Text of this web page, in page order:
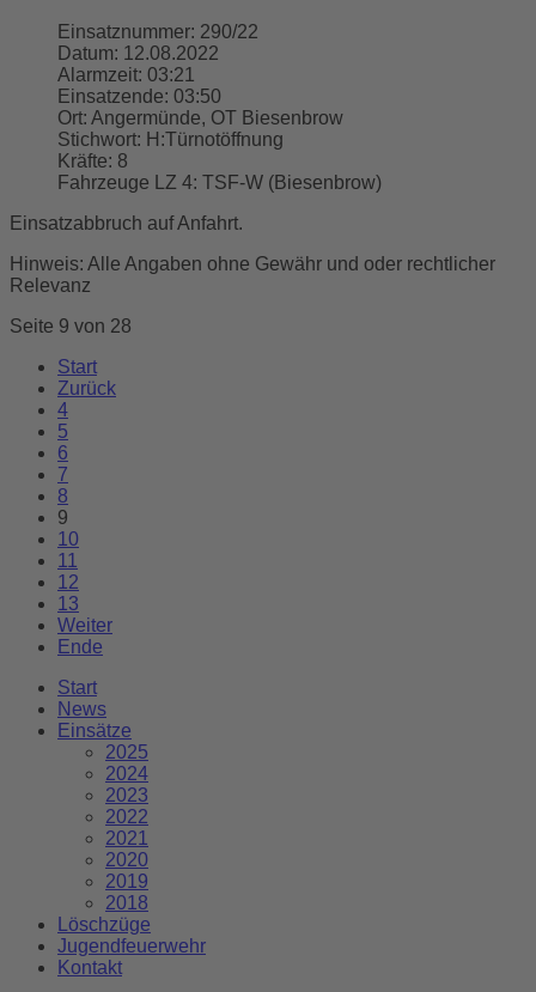
Einsatznummer: 290/22
Datum: 12.08.2022
Alarmzeit: 03:21
Einsatzende: 03:50
Ort: Angermünde, OT Biesenbrow
Stichwort: H:Türnotöffnung
Kräfte: 8
Fahrzeuge LZ 4: TSF-W (Biesenbrow)
Einsatzabbruch auf Anfahrt.
Hinweis: Alle Angaben ohne Gewähr und oder rechtlicher
Relevanz
Seite 9 von 28
Start
Zurück
4
5
6
7
8
9
10
11
12
13
Weiter
Ende
Start
News
Einsätze
2025
2024
2023
2022
2021
2020
2019
2018
Löschzüge
Jugendfeuerwehr
Kontakt